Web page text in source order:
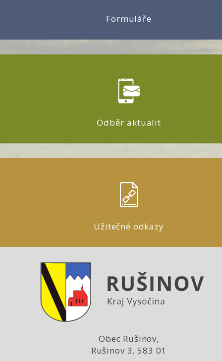
Formuláře
Odběr aktualit
Užitečné odkazy
Obec Rušinov,
Rušinov 3, 583 01